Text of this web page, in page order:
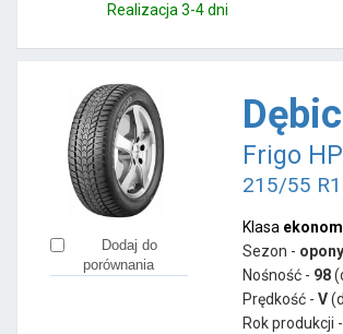
Realizacja 3-4 dni
Dodaj do
porównania
Frigo
215/55
Klasa
Sezon -
Nośność - 98
Prędkość - V
Rok produkcji -